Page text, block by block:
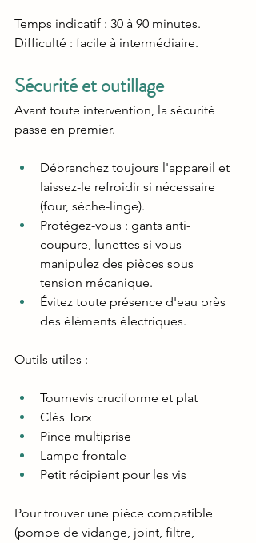
Temps indicatif : 30 à 90 minutes.
Difficulté : facile à intermédiaire.
Sécurité et outillage
Avant toute intervention, la sécurité
passe en premier.
Débranchez toujours l'appareil et
laissez-le refroidir si nécessaire
(four, sèche-linge).
Protégez-vous : gants anti-
coupure, lunettes si vous
manipulez des pièces sous
tension mécanique.
Évitez toute présence d'eau près
des éléments électriques.
Outils utiles :
Tournevis cruciforme et plat
Clés Torx
Pince multiprise
Lampe frontale
Petit récipient pour les vis
Pour trouver une pièce compatible
(pompe de vidange, joint, filtre,